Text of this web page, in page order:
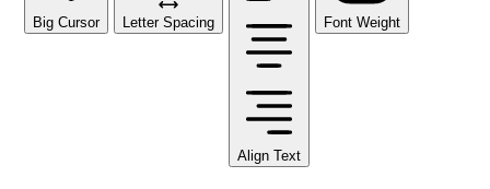
Big Cursor Letter Spacing
Align Text
Font Weight